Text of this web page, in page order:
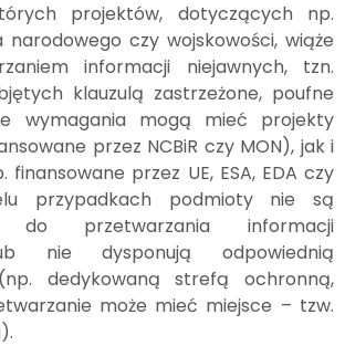
projektów, dotyczących np.
narodowego czy wojskowości, wiąże
informacji niejawnych, tzn.
klauzulą zastrzeżone, poufne
wymagania mogą mieć projekty
przez NCBiR czy MON), jak i
finansowane przez UE, ESA, EDA czy
przypadkach podmioty nie są
do przetwarzania informacji
nie dysponują odpowiednią
dedykowaną strefą ochronną,
może mieć miejsce – tzw.